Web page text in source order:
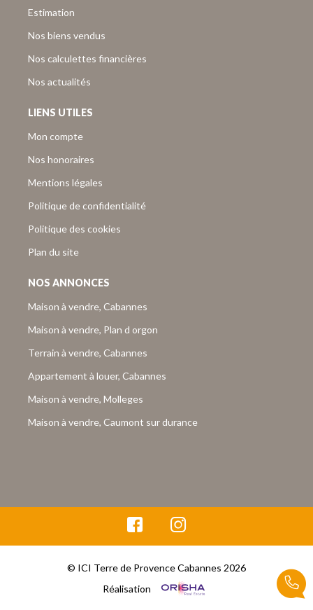
Estimation
Nos biens vendus
Nos calculettes financières
Nos actualités
LIENS UTILES
Mon compte
Nos honoraires
Mentions légales
Politique de confidentialité
Politique des cookies
Plan du site
NOS ANNONCES
Maison à vendre, Cabannes
Maison à vendre, Plan d orgon
Terrain à vendre, Cabannes
Appartement à louer, Cabannes
Maison à vendre, Molleges
Maison à vendre, Caumont sur durance
© ICI Terre de Provence Cabannes 2026
Réalisation